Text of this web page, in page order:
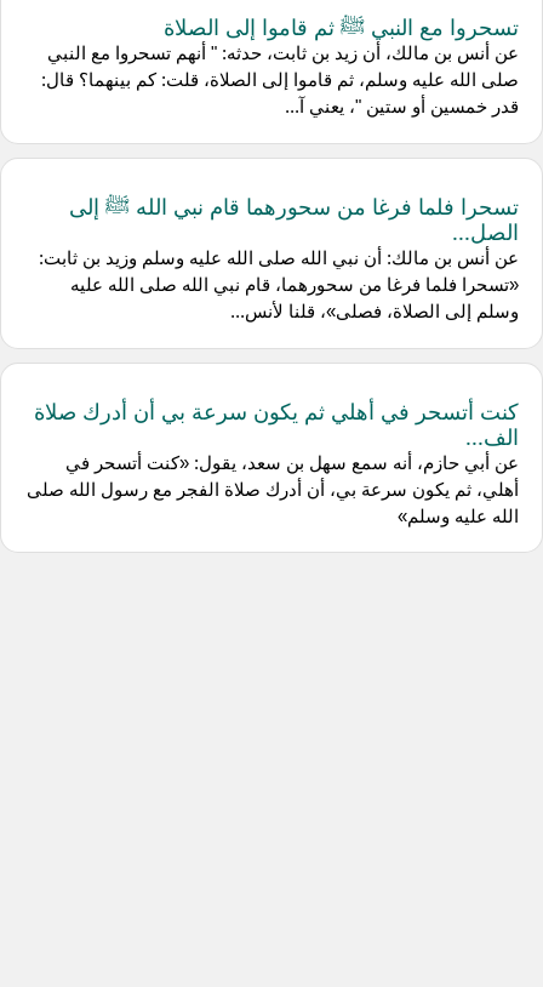
تسحروا مع النبي ﷺ ثم قاموا إلى الصلاة
عن أنس بن مالك، أن زيد بن ثابت، حدثه: " أنهم تسحروا مع النبي
صلى الله عليه وسلم، ثم قاموا إلى الصلاة، قلت: كم بينهما؟ قال:
قدر خمسين أو ستين "، يعني آ...
تسحرا فلما فرغا من سحورهما قام نبي الله ﷺ إلى
الصل...
عن أنس بن مالك: أن نبي الله صلى الله عليه وسلم وزيد بن ثابت:
«تسحرا فلما فرغا من سحورهما، قام نبي الله صلى الله عليه
وسلم إلى الصلاة، فصلى»، قلنا لأنس...
كنت أتسحر في أهلي ثم يكون سرعة بي أن أدرك صلاة
الف...
عن أبي حازم، أنه سمع سهل بن سعد، يقول: «كنت أتسحر في
أهلي، ثم يكون سرعة بي، أن أدرك صلاة الفجر مع رسول الله صلى
الله عليه وسلم»